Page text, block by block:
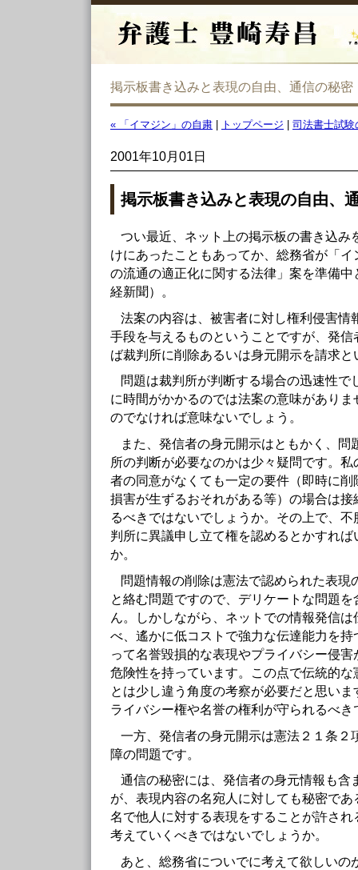
掲示板書き込みと表現の自由、通信の秘密
« 「イマジン」の自粛 トップページ 司法書士試験
2001年10月01日
掲示板書き込みと表現の自由、
つい最近、ネット上の掲示板の書き込み
けにあったこともあってか、総務省が「
の流通の適正化に関する法律」案を準備
経新聞）。
法案の内容は、被害者に対し権利侵害情
手段を与えるものということですが、発
ば裁判所に削除あるいは身元開示を請求と
問題は裁判所が判断する場合の迅速性で
に時間がかかるのでは法案の意味があり
のでなければ意味ないでしょう。
また、発信者の身元開示はともかく、問
所の判断が必要なのかは少々疑問です。
者の同意がなくても一定の要件（即時に
損害が生ずるおそれがある等）の場合は
るべきではないでしょうか。その上で、
判所に異議申し立て権を認めるとかすれ
か。
問題情報の削除は憲法で認められた表現
と絡む問題ですので、デリケートな問題
ん。しかしながら、ネットでの情報発信
べ、遙かに低コストで強力な伝達能力を
って名誉毀損的な表現やプライバシー侵
危険性を持っています。この点で伝統的
とは少し違う角度の考察が必要だと思い
ライバシー権や名誉の権利が守られるべ
一方、発信者の身元開示は憲法２１条２
障の問題です。
通信の秘密には、発信者の身元情報も含
が、表現内容の名宛人に対しても秘密で
名で他人に対する表現をすることが許さ
考えていくべきではないでしょうか。
あと、総務省についでに考えて欲しいの